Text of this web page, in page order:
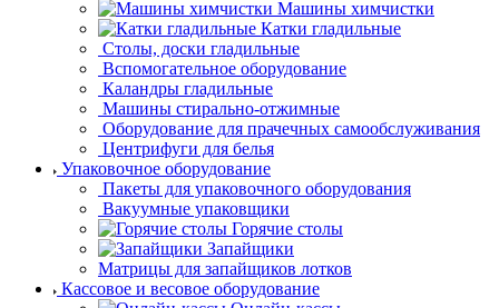
Машины стиральные
Машины сушильные
Машины химчистки
Катки гладильные
гладильные
Вспомогательное оборудование
Машины
стирально-отжимные
Оборудование для прачечных самообслуживания